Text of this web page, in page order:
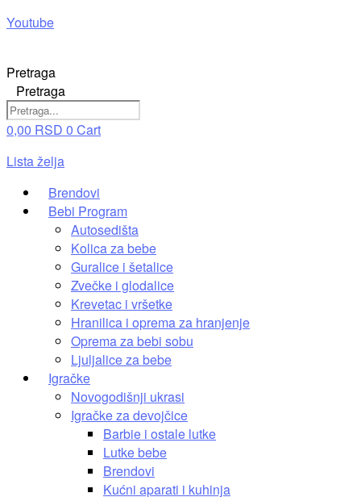
Youtube
Pretraga
Pretraga
0,00 RSD 0 Cart
Lista želja
Brendovi
Bebi Program
Autosedišta
Kolica za bebe
Guralice i šetalice
Zvečke i glodalice
Krevetac i vršetke
Hranilica i oprema za hranjenje
Oprema za bebi sobu
Ljuljalice za bebe
Igračke
Novogodišnji ukrasi
Igračke za devojčice
Barbie i ostale lutke
Lutke bebe
Brendovi
Kućni aparati i kuhinja